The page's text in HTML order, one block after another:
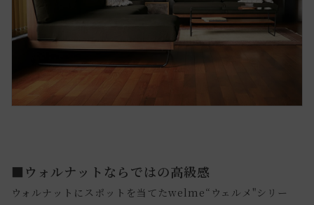
■ウォルナットならではの高級感
ウォルナットにスポットを当てたwelme“ウェルメ"シリー